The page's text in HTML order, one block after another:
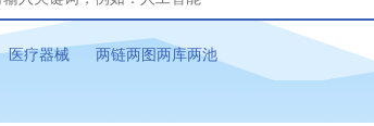
医疗器械 两链两图两库两池